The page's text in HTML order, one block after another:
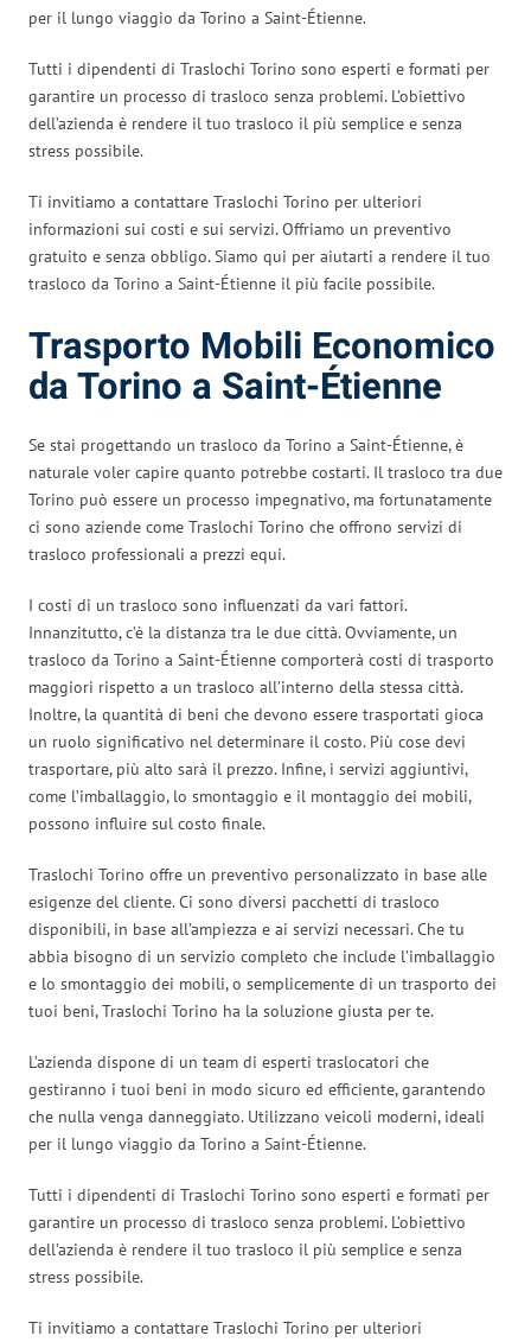
per il lungo viaggio da Torino a Saint-Étienne.
Tutti i dipendenti di Traslochi Torino sono esperti e formati per
garantire un processo di trasloco senza problemi. L’obiettivo
dell’azienda è rendere il tuo trasloco il più semplice e senza
stress possibile.
Ti invitiamo a contattare Traslochi Torino per ulteriori
informazioni sui costi e sui servizi. Offriamo un preventivo
gratuito e senza obbligo. Siamo qui per aiutarti a rendere il tuo
trasloco da Torino a Saint-Étienne il più facile possibile.
Trasporto Mobili Economico
da Torino a Saint-Étienne
Se stai progettando un trasloco da Torino a Saint-Étienne, è
naturale voler capire quanto potrebbe costarti. Il trasloco tra due
Torino può essere un processo impegnativo, ma fortunatamente
ci sono aziende come Traslochi Torino che offrono servizi di
trasloco professionali a prezzi equi.
I costi di un trasloco sono influenzati da vari fattori.
Innanzitutto, c’è la distanza tra le due città. Ovviamente, un
trasloco da Torino a Saint-Étienne comporterà costi di trasporto
maggiori rispetto a un trasloco all’interno della stessa città.
Inoltre, la quantità di beni che devono essere trasportati gioca
un ruolo significativo nel determinare il costo. Più cose devi
trasportare, più alto sarà il prezzo. Infine, i servizi aggiuntivi,
come l’imballaggio, lo smontaggio e il montaggio dei mobili,
possono influire sul costo finale.
Traslochi Torino offre un preventivo personalizzato in base alle
esigenze del cliente. Ci sono diversi pacchetti di trasloco
disponibili, in base all’ampiezza e ai servizi necessari. Che tu
abbia bisogno di un servizio completo che include l’imballaggio
e lo smontaggio dei mobili, o semplicemente di un trasporto dei
tuoi beni, Traslochi Torino ha la soluzione giusta per te.
L’azienda dispone di un team di esperti traslocatori che
gestiranno i tuoi beni in modo sicuro ed efficiente, garantendo
che nulla venga danneggiato. Utilizzano veicoli moderni, ideali
per il lungo viaggio da Torino a Saint-Étienne.
Tutti i dipendenti di Traslochi Torino sono esperti e formati per
garantire un processo di trasloco senza problemi. L’obiettivo
dell’azienda è rendere il tuo trasloco il più semplice e senza
stress possibile.
Ti invitiamo a contattare Traslochi Torino per ulteriori